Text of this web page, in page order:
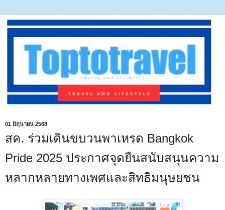
01 มิถุนายน 2568
สค. ร่วมเดินขบวนพาเหรด Bangkok
Pride 2025 ประกาศจุดยืนสนับสนุนความ
หลากหลายทางเพศและสิทธิมนุษยชน